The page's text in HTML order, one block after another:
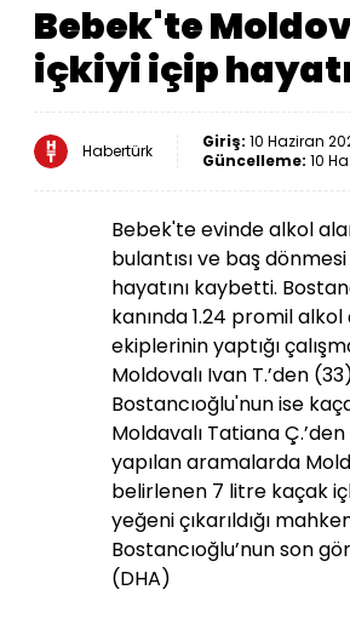
Bebek'te
içkiyi içip
Habertürk Giriş: 10 Haziran
Güncelleme: 10
Bebek'te evinde alkol
bulantısı ve baş
hayatını kaybetti.
kanında 1.24 promil alkol
ekiplerinin yaptığı
Moldovalı Ivan T.’den
Bostancıoğlu'nun ise
Moldavalı Tatiana
yapılan aramalarda
belirlenen 7 litre kaçak
yeğeni çıkarıldığı
Bostancıoğlu’nun son
(DHA)